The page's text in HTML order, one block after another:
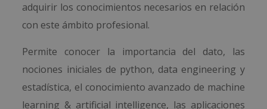
adquirir los conocimientos necesarios en relación
con este ámbito profesional.
Permite conocer la importancia del dato, las
nociones iniciales de python, data engineering y
estadística, el conocimiento avanzado de machine
learning & artificial intelligence, las aplicaciones